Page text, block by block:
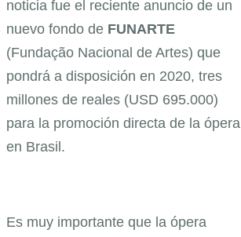
noticia fue el reciente anuncio de un
nuevo fondo de FUNARTE
(Fundação Nacional de Artes) que
pondrá a disposición en 2020, tres
millones de reales (USD 695.000)
para la promoción directa de la ópera
en Brasil.
Es muy importante que la ópera